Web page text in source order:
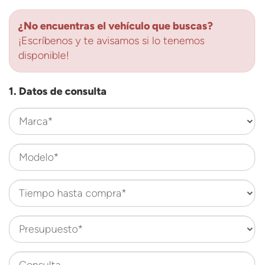
¿No encuentras el vehículo que buscas?
¡Escríbenos y te avisamos si lo tenemos
disponible!
1. Datos de consulta
Marca*
Modelo*
Tiempo hasta compra*
Presupuesto*